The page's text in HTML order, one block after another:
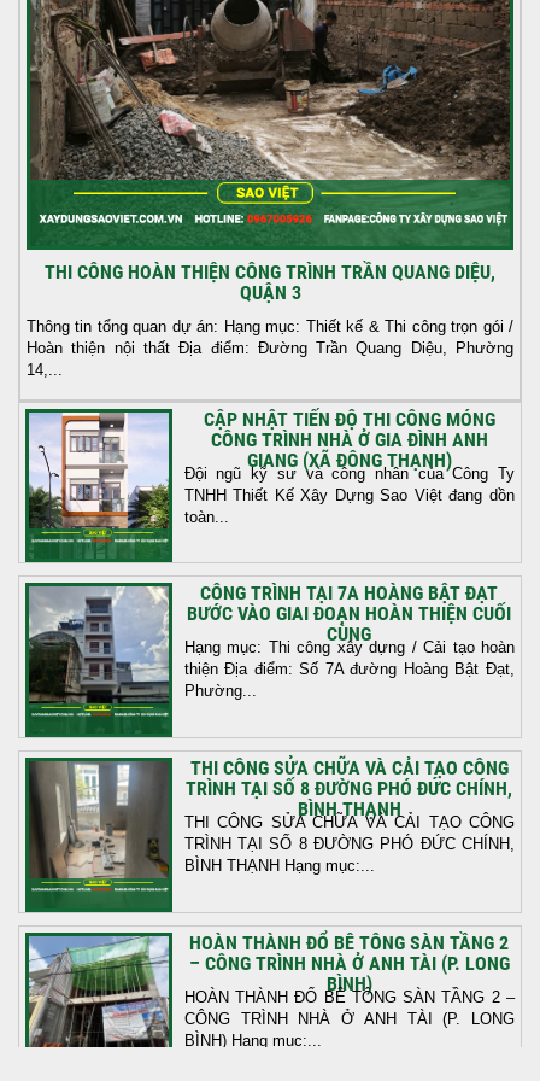
THI CÔNG HOÀN THIỆN CÔNG TRÌNH TRẦN QUANG DIỆU,
QUẬN 3
Thông tin tổng quan dự án: Hạng mục: Thiết kế & Thi công trọn gói /
Hoàn thiện nội thất Địa điểm: Đường Trần Quang Diệu, Phường
14,...
CẬP NHẬT TIẾN ĐỘ THI CÔNG MÓNG
CÔNG TRÌNH NHÀ Ở GIA ĐÌNH ANH
GIANG (XÃ ĐÔNG THẠNH)
Đội ngũ kỹ sư và công nhân của Công Ty
TNHH Thiết Kế Xây Dựng Sao Việt đang dồn
toàn...
CÔNG TRÌNH TẠI 7A HOÀNG BẬT ĐẠT
BƯỚC VÀO GIAI ĐOẠN HOÀN THIỆN CUỐI
CÙNG
Hạng mục: Thi công xây dựng / Cải tạo hoàn
thiện Địa điểm: Số 7A đường Hoàng Bật Đạt,
Phường...
THI CÔNG SỬA CHỮA VÀ CẢI TẠO CÔNG
TRÌNH TẠI SỐ 8 ĐƯỜNG PHÓ ĐỨC CHÍNH,
BÌNH THẠNH
THI CÔNG SỬA CHỮA VÀ CẢI TẠO CÔNG
TRÌNH TẠI SỐ 8 ĐƯỜNG PHÓ ĐỨC CHÍNH,
BÌNH THẠNH Hạng mục:...
HOÀN THÀNH ĐỔ BÊ TÔNG SÀN TẦNG 2
– CÔNG TRÌNH NHÀ Ở ANH TÀI (P. LONG
BÌNH)
HOÀN THÀNH ĐỔ BÊ TÔNG SÀN TẦNG 2 –
CÔNG TRÌNH NHÀ Ở ANH TÀI (P. LONG
BÌNH) Hạng mục:...